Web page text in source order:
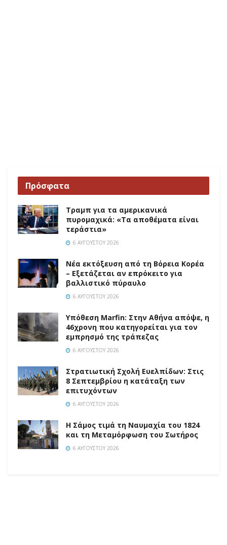
Πρόσφατα
Τραμπ για τα αμερικανικά
πυρομαχικά: «Τα αποθέματα είναι
τεράστια»
6 ΑΥΓΟΎΣΤΟΥ 2026
Νέα εκτόξευση από τη Βόρεια Κορέα
– Εξετάζεται αν επρόκειτο για
βαλλιστικό πύραυλο
6 ΑΥΓΟΎΣΤΟΥ 2026
Υπόθεση Marfin: Στην Αθήνα απόψε, η
46χρονη που κατηγορείται για τον
εμπρησμό της τράπεζας
6 ΑΥΓΟΎΣΤΟΥ 2026
Στρατιωτική Σχολή Ευελπίδων: Στις
8 Σεπτεμβρίου η κατάταξη των
επιτυχόντων
6 ΑΥΓΟΎΣΤΟΥ 2026
Η Σάμος τιμά τη Ναυμαχία του 1824
και τη Μεταμόρφωση του Σωτήρος
6 ΑΥΓΟΎΣΤΟΥ 2026